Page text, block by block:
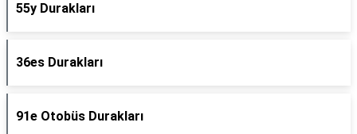
55y Durakları
36es Durakları
91e Otobüs Durakları